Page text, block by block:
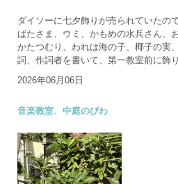
ダイソーに七夕飾りが売られていたの
ばたさま、ウミ、かもめの水兵さん、
かたつむり、われは海の子、椰子の実
詞、作詞者を書いて、第一教室前に飾
2026年06月06日
音楽教室、中庭のびわ